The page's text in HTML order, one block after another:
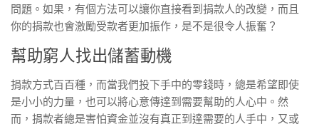
問題。如果，有個方法可以讓你直接看到捐款人的改變，而且
你的捐款也會激勵受款者更加振作，是不是很令人振奮？
幫助窮人找出儲蓄動機
捐款方式百百種，而當我們投下手中的零錢時，總是希望即使
是小小的力量，也可以將心意傳達到需要幫助的人心中。然
而，捐款者總是害怕資金並沒有真正到達需要的人手中，又或